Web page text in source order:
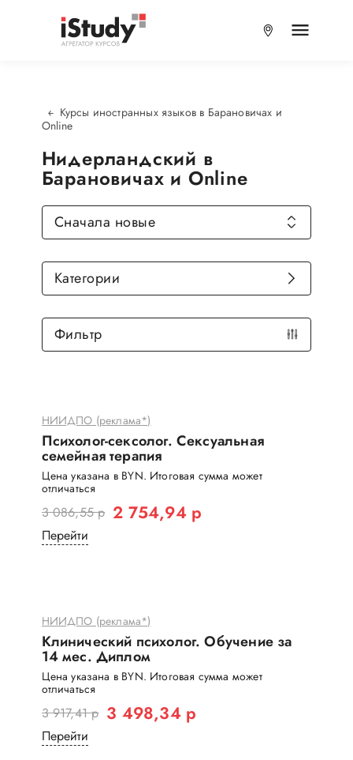
Курсы иностранных языков в Барановичах и
Online
Нидерландский в
Барановичах и Online
НИИДПО (реклама*)
Психолог-сексолог. Сексуальная
семейная терапия
Цена указана в BYN. Итоговая сумма может
отличаться
3 086,55 р 2 754,94 р
Перейти
НИИДПО (реклама*)
Клинический психолог. Обучение за
14 мес. Диплом
Цена указана в BYN. Итоговая сумма может
отличаться
3 917,41 р 3 498,34 р
Перейти
Сначала новые
Категории
Фильтр